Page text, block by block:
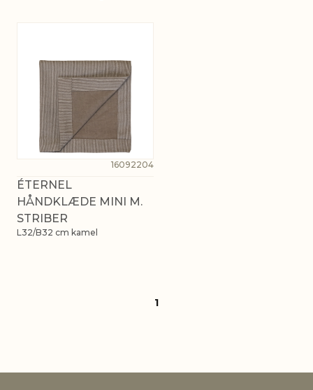
16092204
ÉTERNEL
HÅNDKLÆDE MINI M.
STRIBER
L32/B32 cm kamel
1